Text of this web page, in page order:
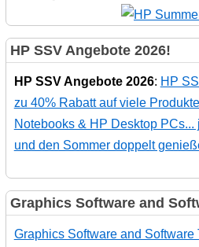
HP SSV Angebote 2026!
HP SSV Angebote 2026: HP
zu 40% Rabatt auf viele
Notebooks & HP Desktop PCs...
und den Sommer doppelt
Graphics Software and
Graphics Software and Software